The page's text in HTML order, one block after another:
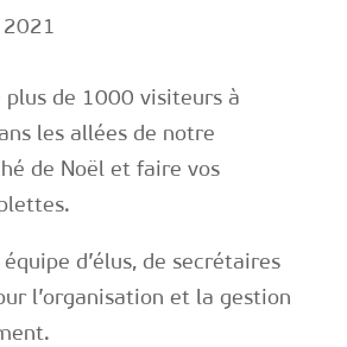
plus de 1000 visiteurs à
les allées de notre
de Noël et faire vos
d’élus, de secrétaires
l’organisation et la gestion